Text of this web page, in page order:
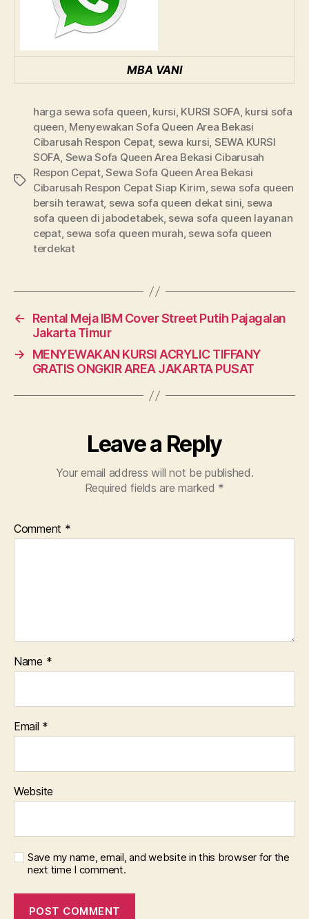
MBA VANI
Tags
harga sewa sofa queen, kursi, KURSI SOFA, kursi sofa
queen, Menyewakan Sofa Queen Area Bekasi
Cibarusah Respon Cepat, sewa kursi, SEWA KURSI
SOFA, Sewa Sofa Queen Area Bekasi Cibarusah
Respon Cepat,Sewa Sofa Queen Area Bekasi
Cibarusah Respon Cepat Siap Kirim, sewa sofa queen
bersih terawat, sewa sofa queen dekat sini, sewa
sofa queen di jabodetabek, sewa sofa queen layanan
cepat, sewa sofa queen murah, sewa sofa queen
terdekat
←
Rental Meja IBM Cover Street Putih Pajagalan
Jakarta Timur
→
MENYEWAKAN KURSI ACRYLIC TIFFANY
GRATIS ONGKIR AREA JAKARTA PUSAT
Leave a Reply
Your email address will not be published.
Required fields are marked *
Comment *
Name *
Email *
Website
Save my name, email, and website in this browser for the
next time I comment.